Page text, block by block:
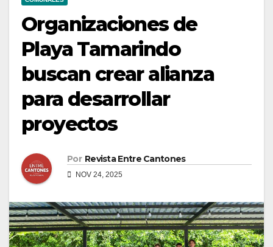
Organizaciones de
Playa Tamarindo
buscan crear alianza
para desarrollar
proyectos
Por Revista Entre Cantones
NOV 24, 2025